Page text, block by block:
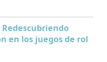
en los juegos de rol